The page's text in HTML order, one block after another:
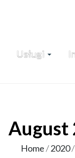
Usługi
August
Home/2020/